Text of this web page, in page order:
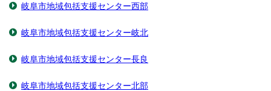
岐阜市地域包括支援センター西部
岐阜市地域包括支援センター岐北
岐阜市地域包括支援センター長良
岐阜市地域包括支援センター北部